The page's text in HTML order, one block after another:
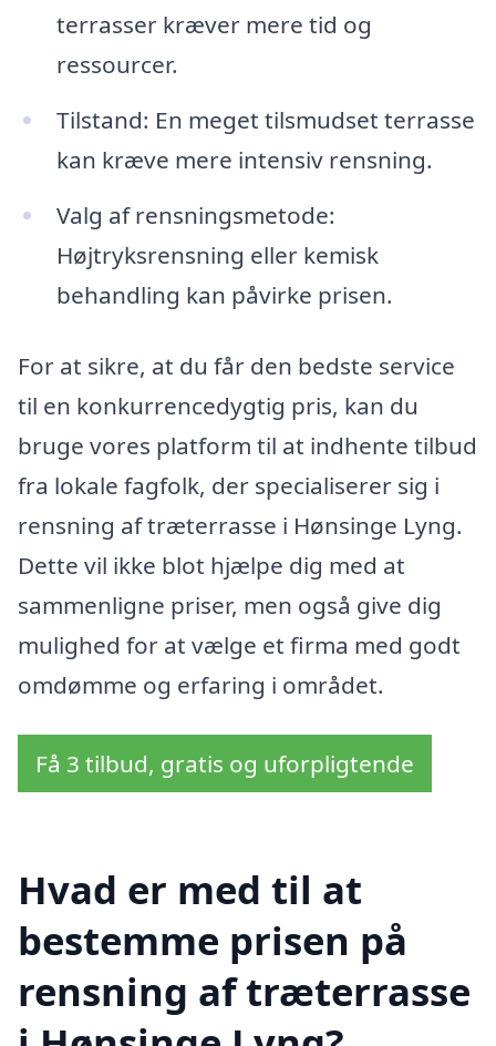
terrasser kræver mere tid og
ressourcer.
Tilstand: En meget tilsmudset terrasse
kan kræve mere intensiv rensning.
Valg af rensningsmetode:
Højtryksrensning eller kemisk
behandling kan påvirke prisen.
For at sikre, at du får den bedste service
til en konkurrencedygtig pris, kan du
bruge vores platform til at indhente tilbud
fra lokale fagfolk, der specialiserer sig i
rensning af træterrasse i Hønsinge Lyng.
Dette vil ikke blot hjælpe dig med at
sammenligne priser, men også give dig
mulighed for at vælge et firma med godt
omdømme og erfaring i området.
Få 3 tilbud, gratis og uforpligtende
Hvad er med til at
bestemme prisen på
rensning af træterrasse